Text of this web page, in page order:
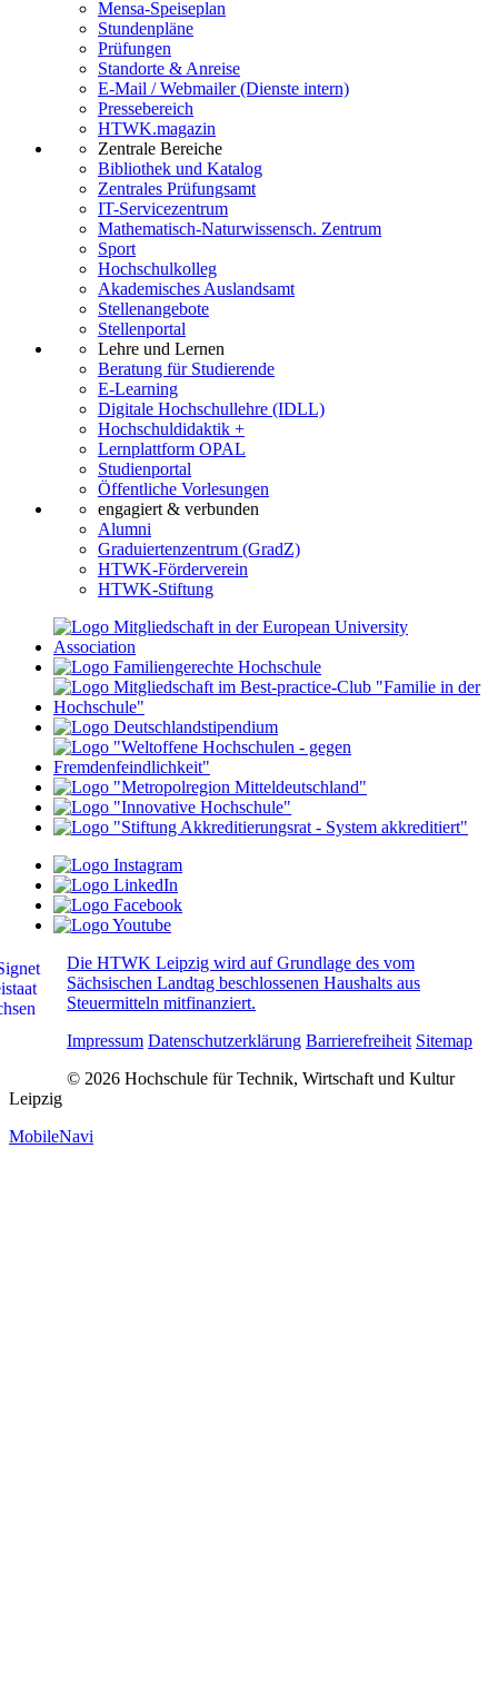
Mensa-Speiseplan
Stundenpläne
Prüfungen
Standorte & Anreise
E-Mail / Webmailer (Dienste intern)
Pressebereich
HTWK.magazin
Zentrale Bereiche
Bibliothek und Katalog
Zentrales Prüfungsamt
IT-Servicezentrum
Mathematisch-Naturwissensch. Zentrum
Sport
Hochschulkolleg
Akademisches Auslandsamt
Stellenangebote
Stellenportal
Lehre und Lernen
Beratung für Studierende
E-Learning
Digitale Hochschullehre (IDLL)
Hochschuldidaktik +
Lernplattform OPAL
Studienportal
Öffentliche Vorlesungen
engagiert & verbunden
Alumni
Graduiertenzentrum (GradZ)
HTWK-Förderverein
HTWK-Stiftung
Die HTWK Leipzig wird auf Grundlage des vom
Sächsischen Landtag beschlossenen Haushalts aus
Steuermitteln mitfinanziert.
Impressum Datenschutzerklärung Barrierefreiheit Sitemap
© 2026 Hochschule für Technik, Wirtschaft und Kultur
Leipzig
MobileNavi